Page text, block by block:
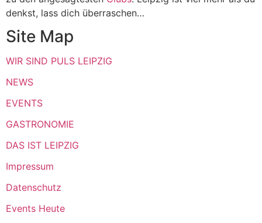
denkst, lass dich überraschen…
Site Map
WIR SIND PULS LEIPZIG
NEWS
EVENTS
GASTRONOMIE
DAS IST LEIPZIG
Impressum
Datenschutz
Events Heute